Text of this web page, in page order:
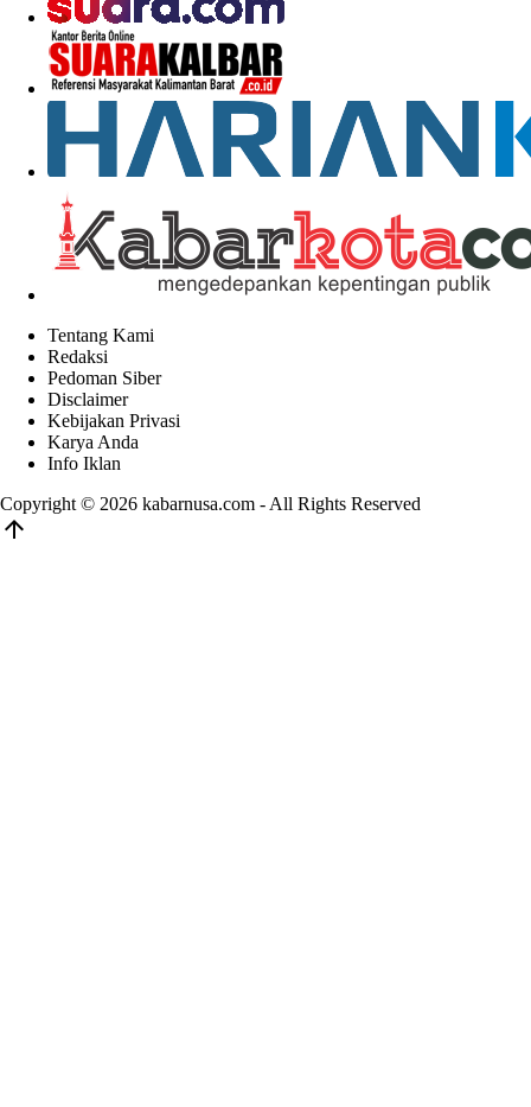
Tentang Kami
Redaksi
Pedoman Siber
Disclaimer
Kebijakan Privasi
Karya Anda
Info Iklan
Copyright © 2026 kabarnusa.com - All Rights Reserved
arrow_upward